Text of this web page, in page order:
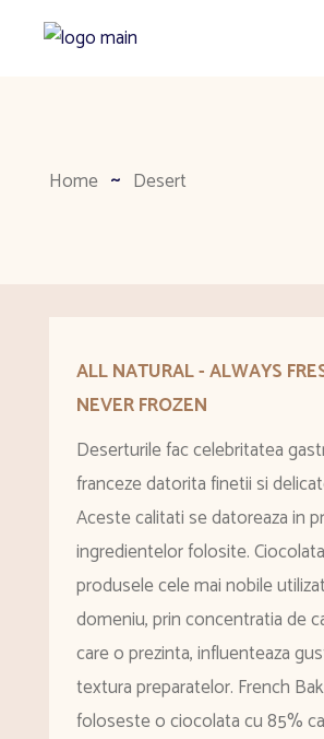
Home Desert
ALL NATURAL - ALWAYS
NEVER FROZEN
Deserturile fac celebritatea
franceze datorita finetii si
Aceste calitati se datoreaza in
ingredientelor folosite.
produsele cele mai nobile
domeniu, prin concentratia de
care o prezinta, influenteaza
textura preparatelor. French
foloseste o ciocolata cu 85%